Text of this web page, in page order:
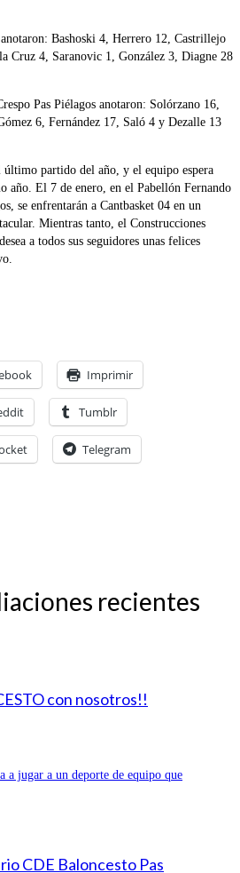
Bashoski 4, Herrero 12, Castrillejo
Cruz 4, Saranovic 1, González 3, Diagne 28
Pas Piélagos anotaron: Solórzano 16,
6, Fernández 17, Saló 4 y Dezalle 13
último partido del año, y el equipo espera
año. El 7 de enero, en el Pabellón Fernando
se enfrentarán a Cantbasket 04 en un
Mientras tanto, el Construcciones
a todos sus seguidores unas felices
Imprimir
Tumblr
Telegram
recientes
con nosotros!!
a jugar a un deporte de equipo que
CDE Baloncesto Pas